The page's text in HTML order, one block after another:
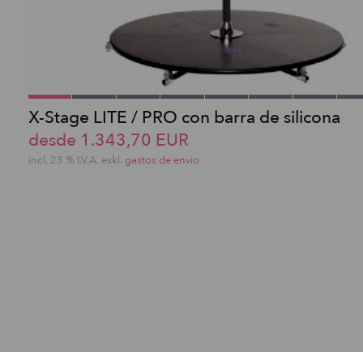
X-Stage LITE / PRO con barra de silicona
desde 1.343,70 EUR
incl. 23 % I.V.A. exkl. gastos de envio